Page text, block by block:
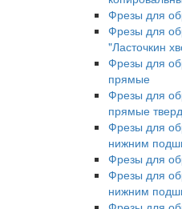
Фрезы для
Фрезы для
"Ласточкин
Фрезы для
прямые
Фрезы для
прямые
Фрезы для
нижним
Фрезы для
Фрезы для
нижним